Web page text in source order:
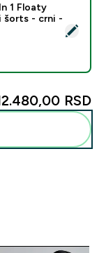
Tempo 2 In 1
1 Floaty
šorts - crni -
RSD‎